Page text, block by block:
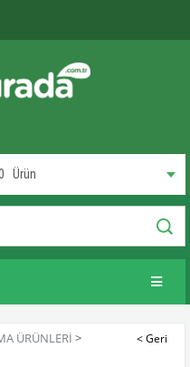
Ürün
ÜRÜNLERI >